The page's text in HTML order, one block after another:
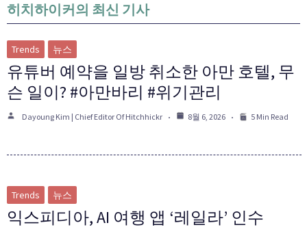
히치하이커의 최신 기사
Trends 뉴스
유튜버 예약을 일방 취소한 아만 호텔, 무
슨 일이? #아만바리 #위기관리
Dayoung Kim | Chief Editor Of Hitchhickr 8월 6, 2026 5 Min Read
Trends 뉴스
익스피디아, AI 여행 앱 ‘레일라’ 인수